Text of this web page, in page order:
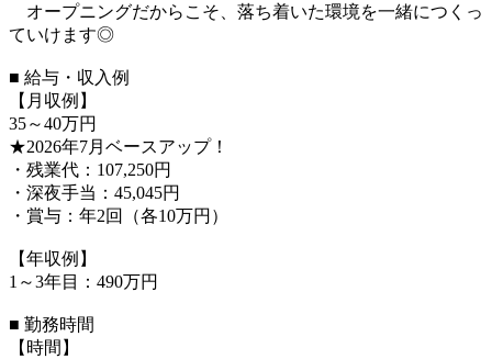
オープニングだからこそ、落ち着いた環境を一緒につくっ
ていけます◎
■ 給与・収入例
【月収例】
35～40万円
★2026年7月ベースアップ！
・残業代：107,250円
・深夜手当：45,045円
・賞与：年2回（各10万円）
【年収例】
1～3年目：490万円
■ 勤務時間
【時間】